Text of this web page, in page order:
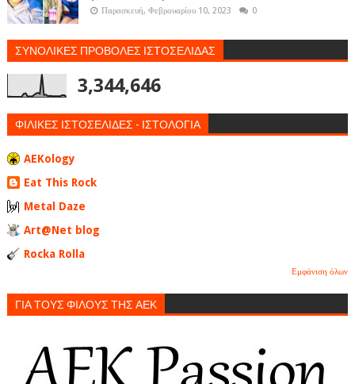
Παρασκευή, Φεβρουαρίου 10, 2023 0
ΣΥΝΟΛΙΚΕΣ ΠΡΟΒΟΛΕΣ ΙΣΤΟΣΕΛΙΔΑΣ
3,344,646
ΦΙΛΙΚΕΣ ΙΣΤΟΣΕΛΙΔΕΣ - ΙΣΤΟΛΟΓΙΑ
AEKology
Eat This Rock
Metal Daze
Art@Net blog
Rocka Rolla
Εμφάνιση όλων
ΓΙΑ ΤΟΥΣ ΦΙΛΟΥΣ ΤΗΣ ΑΕΚ